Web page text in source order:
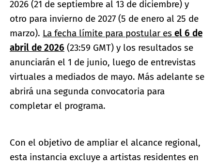
2026 (21 de septiembre al 13 de diciembre) y
otro para invierno de 2027 (5 de enero al 25 de
marzo). La fecha límite para postular es el 6 de
abril de 2026 (23:59 GMT) y los resultados se
anunciarán el 1 de junio, luego de entrevistas
virtuales a mediados de mayo. Más adelante se
abrirá una segunda convocatoria para
completar el programa.
Con el objetivo de ampliar el alcance regional,
esta instancia excluye a artistas residentes en